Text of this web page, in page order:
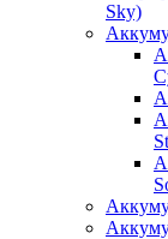
Sky)